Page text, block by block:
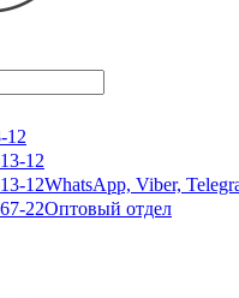
12
12
12WhatsApp, Viber,
22Оптовый отдел